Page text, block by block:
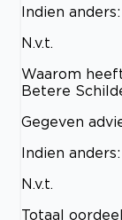
Indien anders:
N.v.t.
Waarom
Betere
Gegeven
Indien anders:
N.v.t.
Totaal